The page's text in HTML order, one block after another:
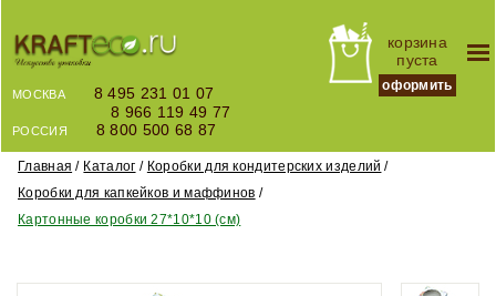
корзина
пуста
оформить
МОСКВА
8 495 231 01 07
8 966 119 49 77
РОССИЯ 8 800 500 68 87
Главная Каталог
Коробки для кондитерских изделий
Коробки для капкейков и маффинов
Картонные коробки 27*10*10 (см)